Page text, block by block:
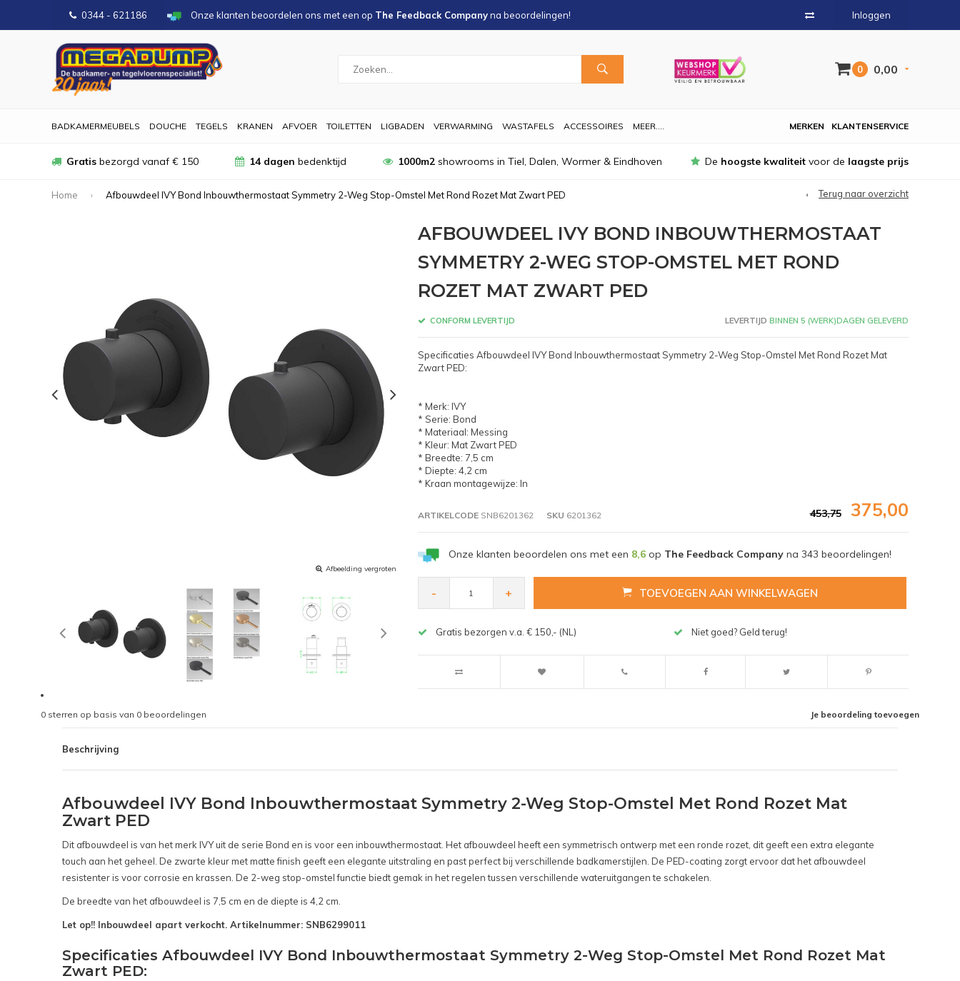
0344 - 621186 Onze klanten beoordelen ons met een op The Feedback Companyna beoordelingen! Inloggen
0 0,00
BADKAMERMEUBELS DOUCHE TEGELS KRANEN AFVOER TOILETTEN LIGBADEN VERWARMING WASTAFELS ACCESSOIRES MEER.... KLANTENSERVICE
MERKEN
Gratis bezorgd vanaf € 150 14 dagen bedenktijd 1000m2showrooms in Tiel, Dalen, Wormer & Eindhoven De hoogste kwaliteit voor de laagste prijs
Home Afbouwdeel IVY Bond Inbouwthermostaat Symmetry 2-Weg Stop-Omstel Met Rond Rozet Mat Zwart PED Terug naar overzicht
Afbeelding vergroten
AFBOUWDEEL IVY BOND INBOUWTHERMOSTAAT
SYMMETRY 2-WEG STOP-OMSTEL MET ROND
ROZET MAT ZWART PED
CONFORM LEVERTIJD LEVERTIJD BINNEN 5 (WERK)DAGEN GELEVERD
Specificaties Afbouwdeel IVY Bond Inbouwthermostaat Symmetry 2-Weg Stop-Omstel Met Rond Rozet Mat
Zwart PED:
* Merk: IVY
* Serie: Bond
* Materiaal: Messing
* Kleur: Mat Zwart PED
* Breedte: 7,5 cm
* Diepte: 4,2 cm
* Kraan montagewijze: In
ARTIKELCODESNB6201362 SKU 6201362 453,75 375,00
Onze klanten beoordelen ons met een 8,6op The Feedback Companyna 343 beoordelingen!
- + TOEVOEGEN AAN WINKELWAGEN
Gratis bezorgen v.a. € 150,- (NL) Niet goed? Geld terug!
Je beoordeling toevoegen
0 sterren op basis van 0 beoordelingen
Beschrijving
Afbouwdeel IVY Bond Inbouwthermostaat Symmetry 2-Weg Stop-Omstel Met Rond Rozet Mat
Zwart PED
Dit afbouwdeel is van het merk IVY uit de serie Bond en is voor een inbouwthermostaat. Het afbouwdeel heeft een symmetrisch ontwerp met een ronde rozet, dit geeft een extra elegante
touch aan het geheel. De zwarte kleur met matte finish geeft een elegante uitstraling en past perfect bij verschillende badkamerstijlen. De PED-coating zorgt ervoor dat het afbouwdeel
resistenter is voor corrosie en krassen. De 2-weg stop-omstel functie biedt gemak in het regelen tussen verschillende wateruitgangen te schakelen.
De breedte van het afbouwdeel is 7,5 cm en de diepte is 4,2 cm.
Let op!! Inbouwdeel apart verkocht. Artikelnummer: SNB6299011
Specificaties Afbouwdeel IVY Bond Inbouwthermostaat Symmetry 2-Weg Stop-Omstel Met Rond Rozet Mat
Zwart PED: